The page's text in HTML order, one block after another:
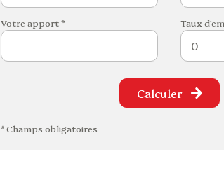
Votre apport * Taux
Calculer
* Champs obligatoires